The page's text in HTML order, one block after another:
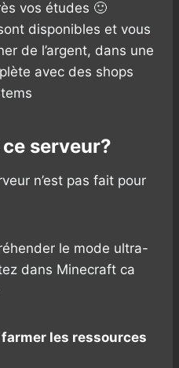
vos études 🙂
disponibles et vous
de l’argent, dans une
avec des shops
serveur?
n’est pas fait pour
le mode ultra-
dans Minecraft ca
les ressources